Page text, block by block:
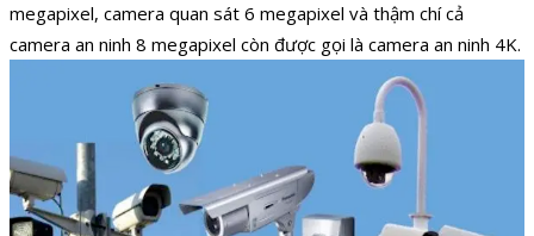
megapixel, camera quan sát 6 megapixel và thậm chí cả
camera an ninh 8 megapixel còn được gọi là camera an ninh 4K.